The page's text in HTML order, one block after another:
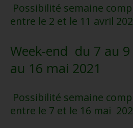
Possibilité semaine
entre le 2 et le 11 avril
Week-end du 7 au
au 16 mai 2021
Possibilité semaine
entre le 7 et le 16 mai